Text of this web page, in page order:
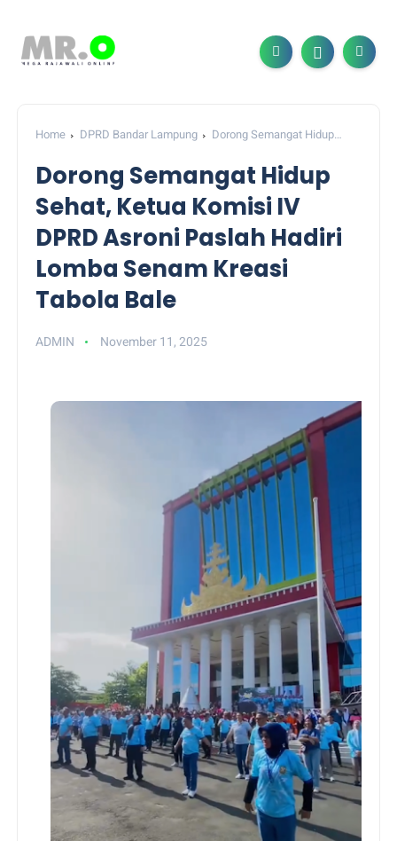
Home DPRD Bandar Lampung
Dorong Semangat Hidup
Senam Kreasi Tabola Bale
Dorong Semangat Hidup
Sehat, Ketua Komisi IV
DPRD Asroni Paslah Hadiri
Lomba Senam Kreasi
Tabola Bale
ADMIN November 11, 2025